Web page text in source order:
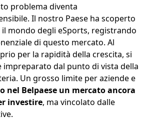
problema diventa
Il nostro Paese ha scoperto
mondo degli eSports, registrando
di questo mercato. Al
per la rapidità della crescita, si
impreparato dal punto di vista della
Un grosso limite per aziende e
nel Belpaese un mercato ancora
investire, ma vincolato dalle